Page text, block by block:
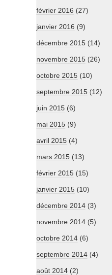
février 2016 (27)
janvier 2016 (9)
décembre 2015 (14)
novembre 2015 (26)
octobre 2015 (10)
septembre 2015 (12)
juin 2015 (6)
mai 2015 (9)
avril 2015 (4)
mars 2015 (13)
février 2015 (15)
janvier 2015 (10)
décembre 2014 (3)
novembre 2014 (5)
octobre 2014 (6)
septembre 2014 (4)
août 2014 (2)